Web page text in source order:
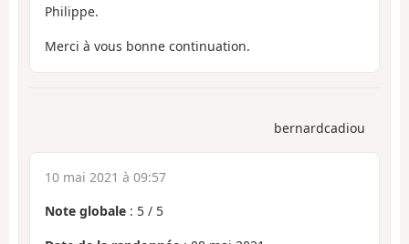
Philippe.
Merci à vous bonne continuation.
bernardcadiou
10 mai 2021 à 09:57
Note globale : 5 / 5